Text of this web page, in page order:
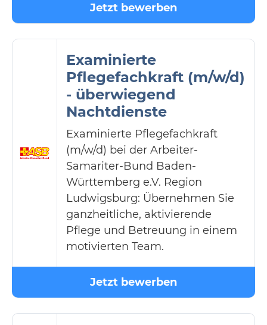
Jetzt bewerben
Examinierte
Pflegefachkraft (m/w/d)
- überwiegend
Nachtdienste
Examinierte Pflegefachkraft
(m/w/d) bei der Arbeiter-
Samariter-Bund Baden-
Württemberg e.V. Region
Ludwigsburg: Übernehmen Sie
ganzheitliche, aktivierende
Pflege und Betreuung in einem
motivierten Team.
Jetzt bewerben